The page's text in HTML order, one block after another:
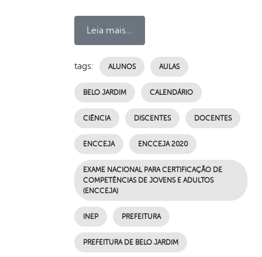
Leia mais...
tags: ALUNOS AULAS
BELO JARDIM CALENDÁRIO
CIÊNCIA DISCENTES DOCENTES
ENCCEJA ENCCEJA 2020
EXAME NACIONAL PARA CERTIFICAÇÃO DE
COMPETÊNCIAS DE JOVENS E ADULTOS
(ENCCEJA)
INEP PREFEITURA
PREFEITURA DE BELO JARDIM